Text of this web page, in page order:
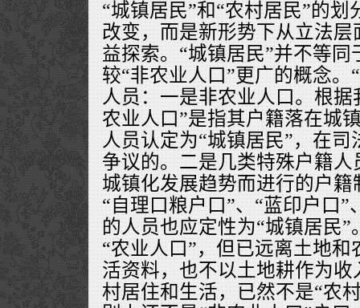
“城镇居民”和“农村居民”的
改变，而是新形势下从立法
益探索。“城镇居民”并不等同
较“非农业人口”更广的概念。
人员：一是非农业人口。根
农业人口”是指其户籍落在城
人员认定为“城镇居民”，在
争议的。二是几类特殊户籍
城镇化发展趋势而进行的户
“自理口粮户口”、“蓝印户口”
的人员也应定性为“城镇居民
“农业人口”，但已远离土地
活资料，也不以土地耕作为
村居住和生活，已然不是“农